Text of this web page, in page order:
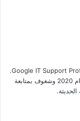
أخصائي دعم تقني، حاصل على شهادة Google IT Support Professional.
أعمل في تحسين محركات البحث (SEO) منذ عام 2020 وشغوف بمتابعة
الحديثة.